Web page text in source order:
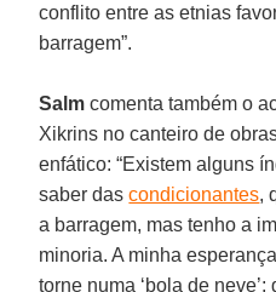
conflito entre as etnias
barragem”.
Salm comenta também o
Xikrins no canteiro de
enfático: “Existem alguns
saber dascondicionantes,
a barragem, mas tenho a
minoria. A minha
torne numa ‘bola de